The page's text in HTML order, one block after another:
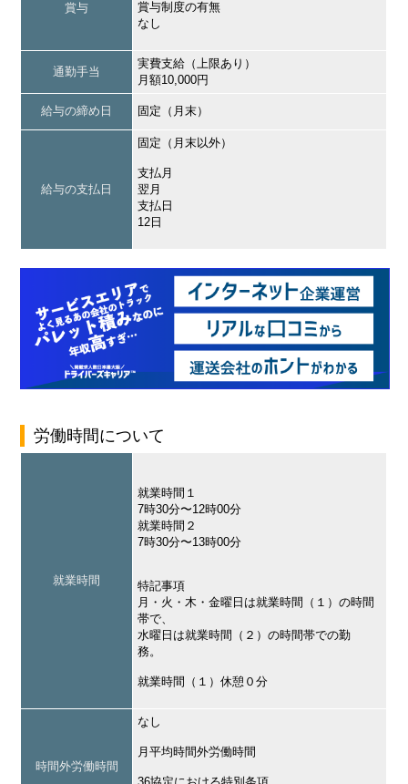
賞与
賞与制度の有無
なし
通勤手当
実費支給（上限あり）
月額10,000円
給与の締め日 固定（月末）
給与の支払日
固定（月末以外）
支払月
翌月
支払日
12日
労働時間について
就業時間
就業時間１
7時30分〜12時00分
就業時間２
7時30分〜13時00分
特記事項
月・火・木・金曜日は就業時間（１）の時間
帯で、
水曜日は就業時間（２）の時間帯での勤
務。
就業時間（１）休憩０分
時間外労働時間
なし
月平均時間外労働時間
36協定における特別条項